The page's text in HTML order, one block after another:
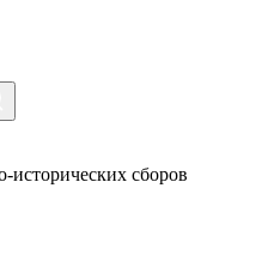
сборов